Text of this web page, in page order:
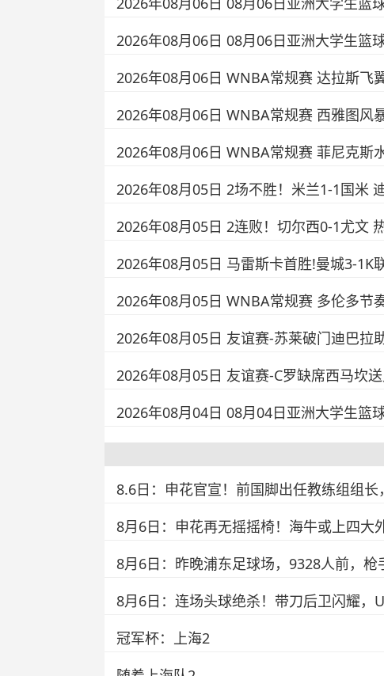
2026年08月06日 08月06日亚洲大学生篮
2026年08月06日 WNBA常规赛 达拉斯飞
2026年08月06日 WNBA常规赛 西雅图风
2026年08月06日 WNBA常规赛 菲尼克斯
2026年08月05日 2场不胜！米兰1-1国米
2026年08月05日 2连败！切尔西0-1尤文
2026年08月05日 马雷斯卡首胜!曼城3-1K
2026年08月05日 WNBA常规赛 多伦多节
2026年08月05日 友谊赛-苏莱破门迪巴拉
2026年08月05日 友谊赛-C罗缺席西马坎
2026年08月04日 08月04日亚洲大学生篮
8.6日：申花官宣！前国脚出任教练组组长
8月6日：申花再无摇摇椅！海牛或上四
8月6日：昨晚浦东足球场，9328人前，
8月6日：连场头球绝杀！带刀后卫闪耀，
冠军杯：上海2